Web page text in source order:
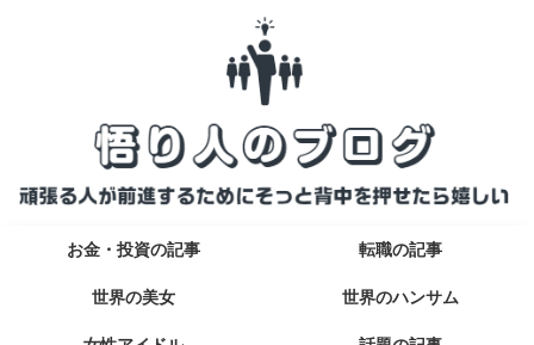
お金・投資の記事 転職の記事
世界の美女 世界のハンサム